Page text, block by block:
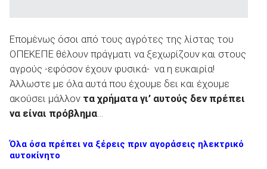
Επομένως όσοι από τους αγρότες της λίστας του
ΟΠΕΚΕΠΕ θέλουν πράγματι να ξεχωρίζουν και στους
αγρούς -εφόσον έχουν φυσικά- να η ευκαιρία!
Άλλωστε με όλα αυτά που έχουμε δει και έχουμε
ακούσει μάλλον τα χρήματα γι’ αυτούς δεν πρέπει
να είναι πρόβλημα…
Όλα όσα πρέπει να ξέρεις πριν αγοράσεις ηλεκτρικό
αυτοκίνητο